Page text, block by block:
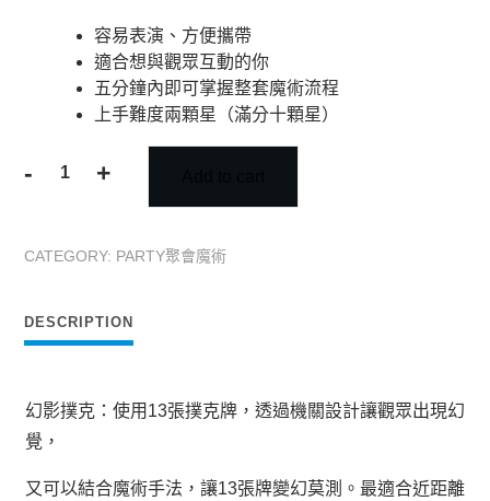
容易表演、方便攜帶
適合想與觀眾互動的你
五分鐘內即可掌握整套魔術流程
上手難度兩顆星（滿分十顆星）
-
幻
克
+
CATEGORY: PARTY聚會魔術
DESCRIPTION
幻影撲克：使用13張撲克牌，透過機關設計讓觀眾出現幻
覺，
又可以結合魔術手法，讓13張牌變幻莫測。最適合近距離